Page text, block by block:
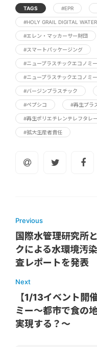
TAGS #EPR
#HOLY GRAIL DIGITAL
#エレン・マッカーサー財団
#スマートパッケージング
#ニュープラスチックエコノミー
#ニュープラスチックエコノミ
#バージンプラスチック
#ペプシコ #再生プラ
#再生ポリエチレンテレフタレ
#拡大生産者責任
Previous
国際水管理研究所
クによる水環境汚
査レポートを発表
Next
【1/13イベント開
ミー～都市で食の
実現する？〜